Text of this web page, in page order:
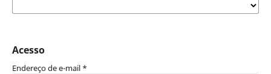
Acesso
Endereço de e-mail *